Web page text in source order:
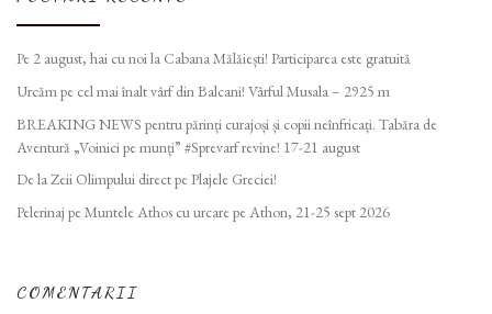
Pe 2 august, hai cu noi la Cabana Mălăiești! Participarea este gratuită
Urcăm pe cel mai înalt vârf din Balcani! Vârful Musala – 2925 m
BREAKING NEWS pentru părinți curajoși și copii neînfricați. Tabăra de
Aventură „Voinici pe munți” #Sprevarf revine! 17-21 august
De la Zeii Olimpului direct pe Plajele Greciei!
Pelerinaj pe Muntele Athos cu urcare pe Athon, 21-25 sept 2026
COMENTARII